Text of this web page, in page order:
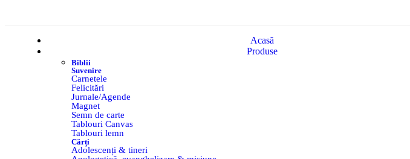
Acasă
Produse
Biblii
Suvenire
Carnetele
Felicitări
Jurnale/Agende
Magnet
Semn de carte
Tablouri Canvas
Tablouri lemn
Cărți
Adolescenți & tineri